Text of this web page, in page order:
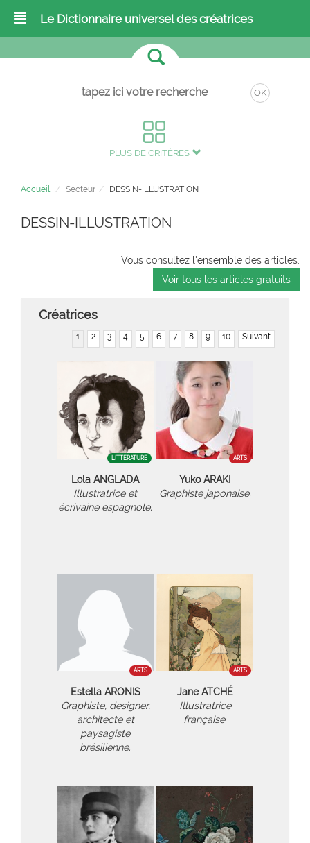
Le Dictionnaire universel des créatrices
OK
PLUS DE CRITÈRES
Accueil Secteur DESSIN-ILLUSTRATION
DESSIN-ILLUSTRATION
Vous consultez l'ensemble des articles.
Voir tous les articles gratuits
Créatrices
1 2 3 4 5 6 7 8 9 10 Suivant
LITTÉRATURE
Lola ANGLADA
Illustratrice et
écrivaine espagnole.
ARTS
Yuko ARAKI
Graphiste japonaise.
ARTS
Estella ARONIS
Graphiste, designer,
architecte et
paysagiste
brésilienne.
ARTS
Jane ATCHÉ
Illustratrice
française.